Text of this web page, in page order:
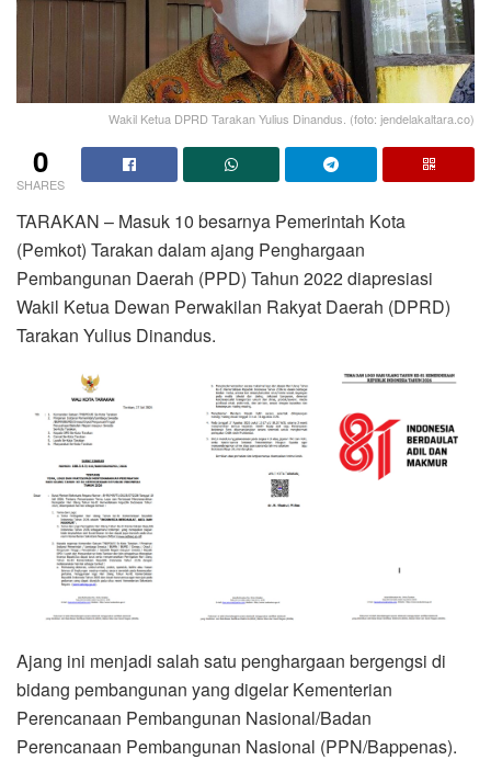
Wakil Ketua DPRD Tarakan Yulius Dinandus. (foto: jendelakaltara.co)
0
SHARES
TARAKAN – Masuk 10 besarnya Pemerintah Kota
(Pemkot) Tarakan dalam ajang Penghargaan
Pembangunan Daerah (PPD) Tahun 2022 diapresiasi
Wakil Ketua Dewan Perwakilan Rakyat Daerah (DPRD)
Tarakan Yulius Dinandus.
Ajang ini menjadi salah satu penghargaan bergengsi di
bidang pembangunan yang digelar Kementerian
Perencanaan Pembangunan Nasional/Badan
Perencanaan Pembangunan Nasional (PPN/Bappenas).